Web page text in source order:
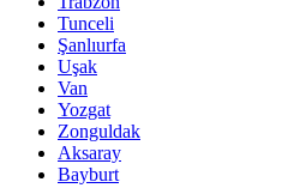
Tunceli
Şanlıurfa
Uşak
Van
Yozgat
Zonguldak
Aksaray
Bayburt